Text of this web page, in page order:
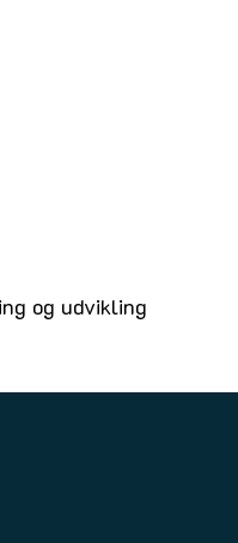
og udvikling